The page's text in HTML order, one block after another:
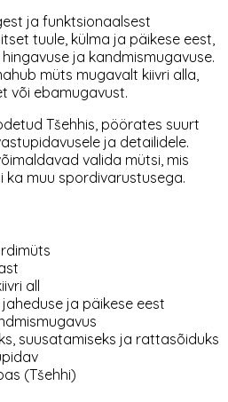
ja funktsionaalsest
tuule, külma ja päikese eest,
ja kandmismugavuse.
müts mugavalt kiivri alla,
või ebamugavust.
Tšehhis, pöörates suurt
ja detailidele.
valida mütsi, mis
ka muu spordivarustusega.
all
ja päikese eest
suusatamiseks ja rattasõiduks
(Tšehhi)